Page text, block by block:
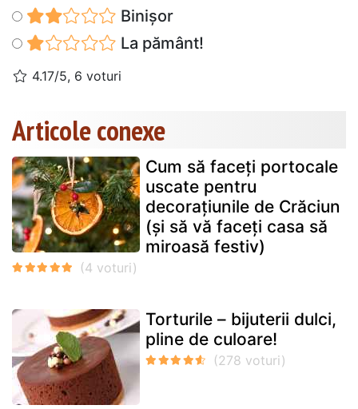
Binișor
La pământ!
4.17/5, 6 voturi
Articole conexe
Cum să faceți portocale
uscate pentru
decorațiunile de Crăciun
(și să vă faceți casa să
miroasă festiv)
Torturile – bijuterii dulci,
pline de culoare!